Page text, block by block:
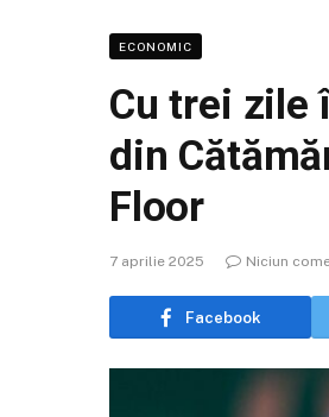
ECONOMIC
Cu trei zile
din
Floor
7 aprilie 2025 Niciun
Facebook